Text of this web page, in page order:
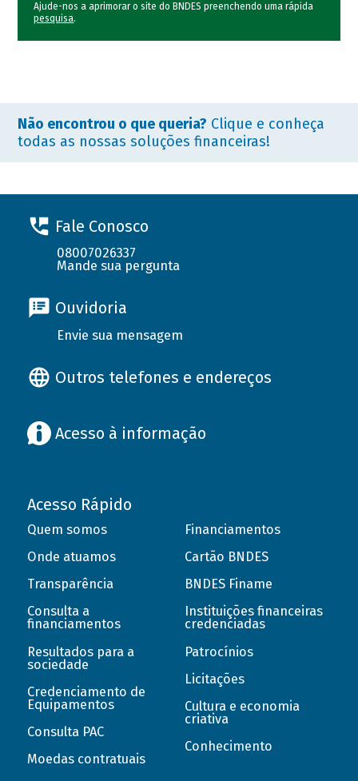
Ajude-nos a aprimorar o site do BNDES preenchendo uma rápida
pesquisa.
Não encontrou o que queria? Clique e conheça
todas as nossas soluções financeiras!
Fale Conosco
08007026337
Mande sua pergunta
Ouvidoria
Envie sua mensagem
Outros telefones e endereços
Acesso à informação
Acesso Rápido
Quem somos
Onde atuamos
Transparência
Consulta a
financiamentos
Resultados para a
sociedade
Credenciamento de
Equipamentos
Consulta PAC
Moedas contratuais
Financiamentos
Cartão BNDES
BNDES Finame
Instituições financeiras
credenciadas
Patrocínios
Licitações
Cultura e economia
criativa
Conhecimento